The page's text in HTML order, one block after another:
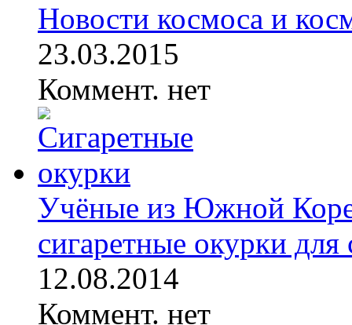
Новости космоса и
23.03.2015
Коммент. нет
Учёные из Южной
сигаретные окурки для
12.08.2014
Коммент. нет